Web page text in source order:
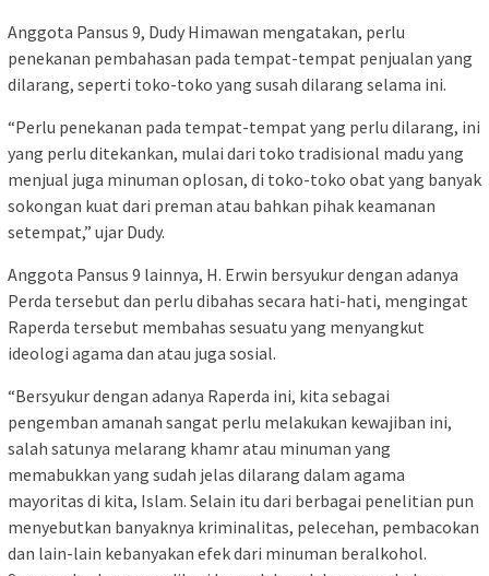
Anggota Pansus 9, Dudy Himawan mengatakan, perlu
penekanan pembahasan pada tempat-tempat penjualan yang
dilarang, seperti toko-toko yang susah dilarang selama ini.
“Perlu penekanan pada tempat-tempat yang perlu dilarang, ini
yang perlu ditekankan, mulai dari toko tradisional madu yang
menjual juga minuman oplosan, di toko-toko obat yang banyak
sokongan kuat dari preman atau bahkan pihak keamanan
setempat,” ujar Dudy.
Anggota Pansus 9 lainnya, H. Erwin bersyukur dengan adanya
Perda tersebut dan perlu dibahas secara hati-hati, mengingat
Raperda tersebut membahas sesuatu yang menyangkut
ideologi agama dan atau juga sosial.
“Bersyukur dengan adanya Raperda ini, kita sebagai
pengemban amanah sangat perlu melakukan kewajiban ini,
salah satunya melarang khamr atau minuman yang
memabukkan yang sudah jelas dilarang dalam agama
mayoritas di kita, Islam. Selain itu dari berbagai penelitian pun
menyebutkan banyaknya kriminalitas, pelecehan, pembacokan
dan lain-lain kebanyakan efek dari minuman beralkohol.